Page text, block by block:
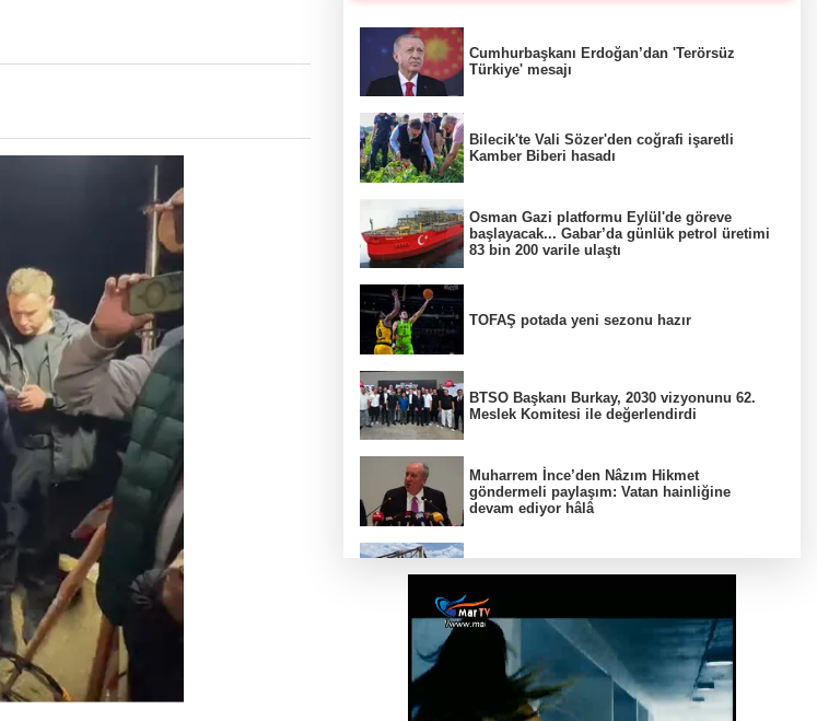
Cumhurbaşkanı Erdoğan’dan 'Terörsüz
Türkiye' mesajı
Bilecik'te Vali Sözer'den coğrafi işaretli
Kamber Biberi hasadı
Osman Gazi platformu Eylül'de göreve
başlayacak... Gabar’da günlük petrol üretimi
83 bin 200 varile ulaştı
TOFAŞ potada yeni sezonu hazır
BTSO Başkanı Burkay, 2030 vizyonunu 62.
Meslek Komitesi ile değerlendirdi
Muharrem İnce’den Nâzım Hikmet
göndermeli paylaşım: Vatan hainliğine
devam ediyor hâlâ
Balıkesir’de kıyılar anlık takip ediliyor
“Bu Kampta Hayat Var” projesi özel bireylere
yaz tatili sunuyor